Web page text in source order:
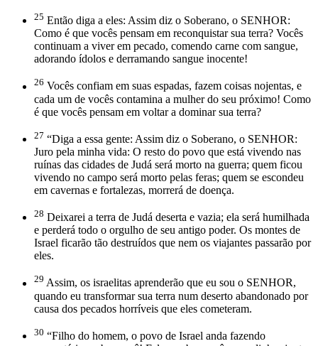
25 Então diga a eles: Assim diz o Soberano, o SENHOR:
Como é que vocês pensam em reconquistar sua terra? Vocês
continuam a viver em pecado, comendo carne com sangue,
adorando ídolos e derramando sangue inocente!
26 Vocês confiam em suas espadas, fazem coisas nojentas, e
cada um de vocês contamina a mulher do seu próximo! Como
é que vocês pensam em voltar a dominar sua terra?
27 “Diga a essa gente: Assim diz o Soberano, o SENHOR:
Juro pela minha vida: O resto do povo que está vivendo nas
ruínas das cidades de Judá será morto na guerra; quem ficou
vivendo no campo será morto pelas feras; quem se escondeu
em cavernas e fortalezas, morrerá de doença.
28 Deixarei a terra de Judá deserta e vazia; ela será humilhada
e perderá todo o orgulho de seu antigo poder. Os montes de
Israel ficarão tão destruídos que nem os viajantes passarão por
eles.
29 Assim, os israelitas aprenderão que eu sou o SENHOR,
quando eu transformar sua terra num deserto abandonado por
causa dos pecados horríveis que eles cometeram.
30 “Filho do homem, o povo de Israel anda fazendo